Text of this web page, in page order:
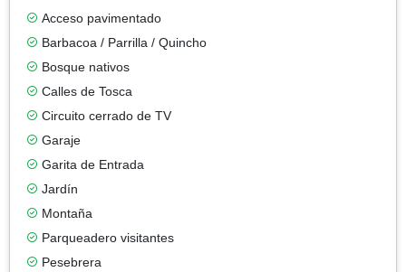
Acceso pavimentado
Barbacoa / Parrilla / Quincho
Bosque nativos
Calles de Tosca
Circuito cerrado de TV
Garaje
Garita de Entrada
Jardín
Montaña
Parqueadero visitantes
Pesebrera